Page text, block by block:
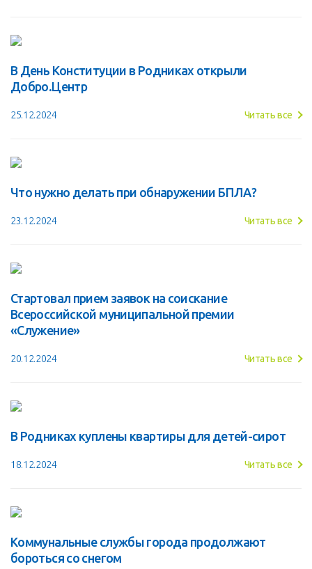
В День Конституции в Родниках открыли
Добро.Центр
25.12.2024 Читать все
Что нужно делать при обнаружении БПЛА?
23.12.2024 Читать все
Стартовал прием заявок на соискание
Всероссийской муниципальной премии
«Служение»
20.12.2024 Читать все
В Родниках куплены квартиры для детей-сирот
18.12.2024 Читать все
Коммунальные службы города продолжают
бороться со снегом